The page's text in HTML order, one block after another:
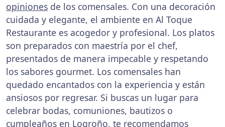
opiniones de los comensales. Con una decoración
cuidada y elegante, el ambiente en Al Toque
Restaurante es acogedor y profesional. Los platos
son preparados con maestría por el chef,
presentados de manera impecable y respetando
los sabores gourmet. Los comensales han
quedado encantados con la experiencia y están
ansiosos por regresar. Si buscas un lugar para
celebrar bodas, comuniones, bautizos o
cumpleaños en Logroño, te recomendamos